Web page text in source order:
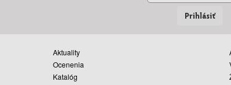
Prihlásiť
Aktuality
Ocenenia
Katalóg